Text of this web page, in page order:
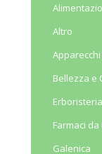
Altro
Bellezza e
Farmaci da
Galenica